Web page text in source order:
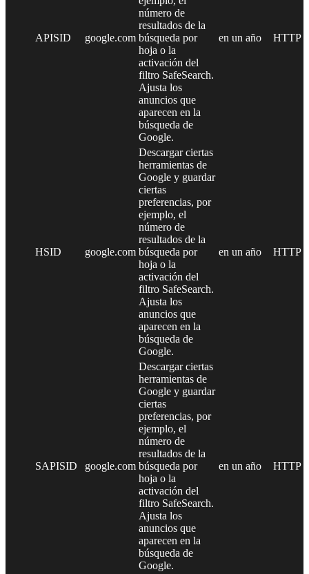
APISID google.com
número de
resultados de la
búsqueda por
hoja o la
activación del
filtro SafeSearch.
Ajusta los
anuncios que
aparecen en la
búsqueda de
Google.
en un año HTTP
HSID google.com
Descargar ciertas
herramientas de
Google y guardar
ciertas
preferencias, por
ejemplo, el
número de
resultados de la
búsqueda por
hoja o la
activación del
filtro SafeSearch.
Ajusta los
anuncios que
aparecen en la
búsqueda de
Google.
en un año HTTP
SAPISID google.com
Descargar ciertas
herramientas de
Google y guardar
ciertas
preferencias, por
ejemplo, el
número de
resultados de la
búsqueda por
hoja o la
activación del
filtro SafeSearch.
Ajusta los
anuncios que
aparecen en la
búsqueda de
Google.
en un año HTTP